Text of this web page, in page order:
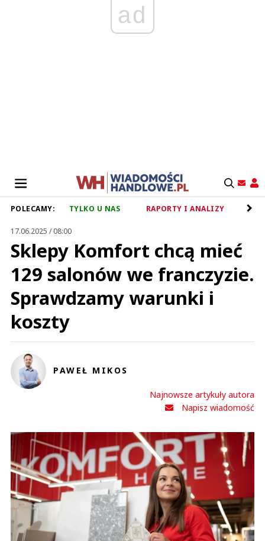
ad
POLECAMY: TYLKO U NAS RAPORTY I ANALIZY
17.06.2025 / 08:00
Sklepy Komfort chcą mieć
129 salonów we franczyzie.
Sprawdzamy warunki i
koszty
PAWEŁ MIKOS
Najnowsze artykuły autora
Napisz wiadomość